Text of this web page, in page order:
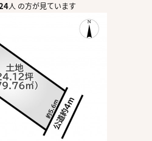
人 の方が見ています